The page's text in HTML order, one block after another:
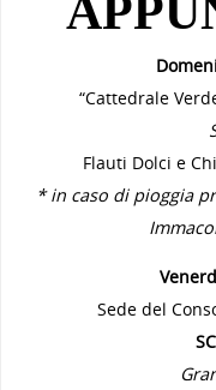
“Cattedrale
Flauti Dolci e
* in caso di pioggia
Sede del